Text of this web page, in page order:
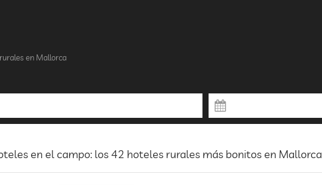
en Mallorca
en el campo: los 42 hoteles rurales más bonitos en Mallorca